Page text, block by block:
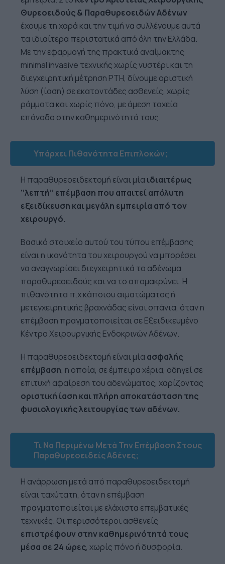
Θυρεοειδούς & Παραθυρεοειδών Αδένων
έχουμε τη χαρά και την τιμή να συλλέγουμε αυτά
τα ιδιαίτερα περιστατικά από όλη την Ελλάδα.
Με την εφαρμογή της πρακτικά αναίμακτης
minimal invasive τεχνικής χωρίς νυστέρι και τη
διεγχειρητική μέτρηση PTH, δίνουμε οριστική
λύση (ίαση) σε εκατοντάδες ασθενείς, χωρίς
ράμματα και χωρίς πόνο, με άμεση ταχεία
επάνοδο στην καθημερινότητά τους.
Υπάρχει Πιθανότητα Επιπλοκών;
Η παραθυρεοειδεκτομή είναι μία ιδιαιτέρως
‘’λεπτή’’ επέμβαση που απαιτεί απόλυτη
εξειδίκευση και μεγάλη εμπειρία από τον
χειρουργό.
Βασικό στοιχείο αυτού του τύπου επέμβασης
είναι η ικανότητα του χειρουργού να μπορέσει
να αναγνωρίσει διεγχειρητικά το αδένωμα
παραθυρεοειδούς και να το απομακρύνει. Η
πιθανότητα π.χ κάποιου αιματώματος ή
μετεγχειρητικής βραχνάδας είναι σπάνια, όταν η
επέμβαση πραγματοποιείται σε Εξειδικευμένο
Κέντρο Χειρουργικής Ενδοκρινών Αδένων.
Η παραθυρεοειδεκτομή είναι μία ασφαλής
επέμβαση, η οποία, σε έμπειρα χέρια, οδηγεί σε
επιτυχή αφαίρεση του αδενώματος, χαρίζοντας
οριστική ίαση και πλήρη αποκατάσταση της
φυσιολογικής λειτουργίας των αδένων.
Τι Να Περιμένω Μετά Την Επέμβαση Στους
Παραθυρεοειδείς Αδένες;
Η ανάρρωση μετά από παραθυρεοειδεκτομή
είναι ταχύτατη, όταν η επέμβαση
πραγματοποιείται με ελάχιστα επεμβατικές
τεχνικές. Οι περισσότεροι ασθενείς
επιστρέφουν στην καθημερινότητά τους
μέσα σε 24 ώρες, χωρίς πόνο ή δυσφορία.